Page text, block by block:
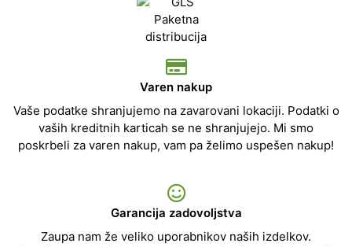
Varen nakup
Vaše podatke shranjujemo na zavarovani lokaciji. Podatki o
vaših kreditnih karticah se ne shranjujejo. Mi smo
poskrbeli za varen nakup, vam pa želimo uspešen nakup!
Garancija zadovoljstva
Zaupa nam že veliko uporabnikov naših izdelkov.